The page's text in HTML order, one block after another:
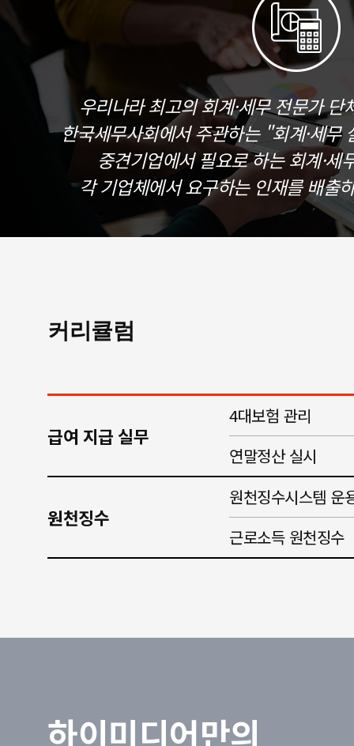
우리나라 최고의 회계·세무 전문가
한국세무사회에서 주관하는 "회계·세무
중견기업에서 필요로 하는 회계·세
각 기업체에서 요구하는 인재를 배출
커리큘럼
급여 지급 실무
4대보험 관리
연말정산 실시
원천징수
원천징수시스템 운
근로소득 원천징수
하이미디어만의